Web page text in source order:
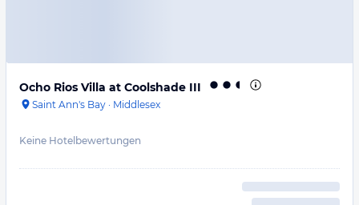
Ocho Rios Villa at Coolshade III
Saint Ann's Bay · Middlesex
Keine Hotelbewertungen